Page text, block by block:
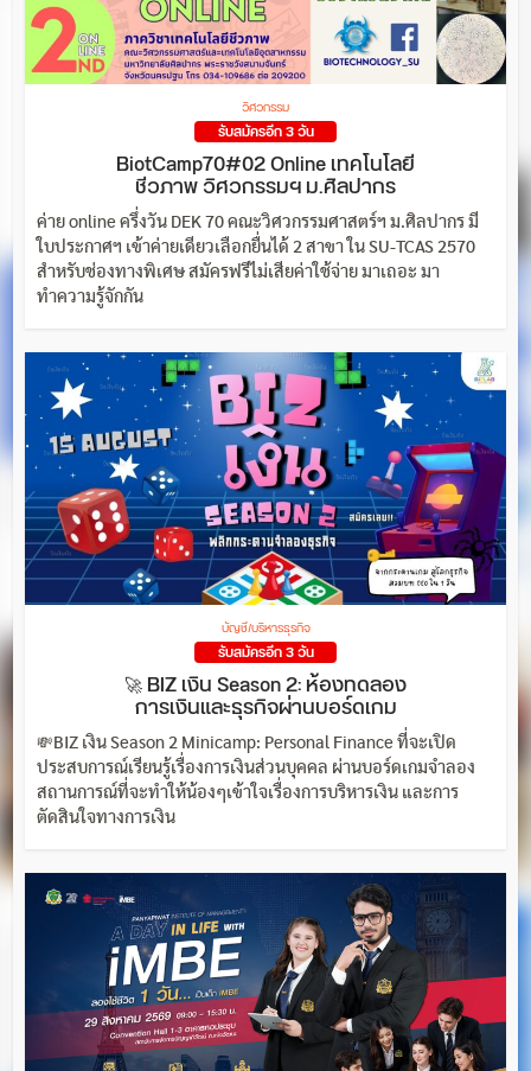
วิศวกรรม
รับสมัครอีก 3 วัน
BiotCamp70#02 Online เทคโนโลยี
ชีวภาพ วิศวกรรมฯ ม.ศิลปากร
ค่าย online ครึ่งวัน DEK 70 คณะวิศวกรรมศาสตร์ฯ ม.ศิลปากร มี
ใบประกาศฯ เข้าค่ายเดียวเลือกยื่นได้ 2 สาขา ใน SU-TCAS 2570
สำหรับช่องทางพิเศษ สมัครฟรีไม่เสียค่าใช้จ่าย มาเถอะ มา
ทำความรู้จักกัน
บัญชี/บริหารธุรกิจ
รับสมัครอีก 3 วัน
🚀 BIZ เงิน Season 2: ห้องทดลอง
การเงินและธุรกิจผ่านบอร์ดเกม
💸BIZ เงิน Season 2 Minicamp: Personal Finance ที่จะเปิด
ประสบการณ์เรียนรู้เรื่องการเงินส่วนบุคคล ผ่านบอร์ดเกมจำลอง
สถานการณ์ที่จะทำให้น้องๆเข้าใจเรื่องการบริหารเงิน และการ
ตัดสินใจทางการเงิน